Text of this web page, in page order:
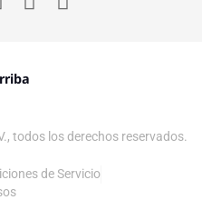
todos los derechos reservados.
de Servicio